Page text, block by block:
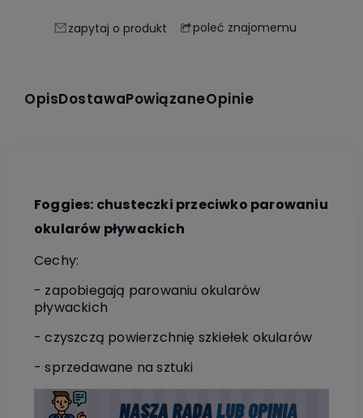
zapytaj o produkt poleć znajomemu
OpisDostawaPowiązaneOpinie
Foggies: chusteczki przeciwko parowaniu
okularów pływackich
Cechy:
- zapobiegają parowaniu okularów
pływackich
- czyszczą powierzchnię szkiełek okularów
- sprzedawane na sztuki